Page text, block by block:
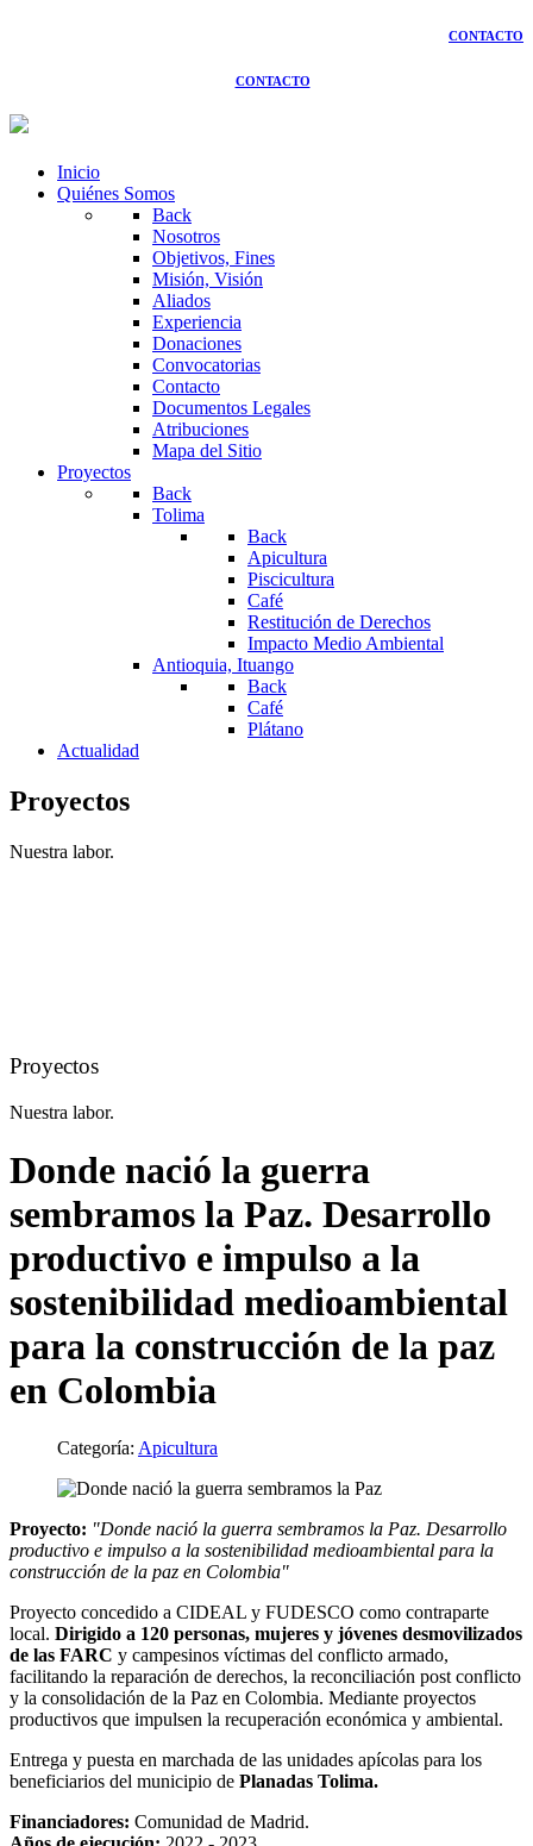
CONTACTO
CONTACTO
Inicio
Quiénes Somos
Back
Nosotros
Objetivos, Fines
Misión, Visión
Aliados
Experiencia
Donaciones
Convocatorias
Contacto
Documentos Legales
Atribuciones
Mapa del Sitio
Proyectos
Back
Tolima
Back
Apicultura
Piscicultura
Café
Restitución de Derechos
Impacto Medio Ambiental
Antioquia, Ituango
Back
Café
Plátano
Actualidad
Proyectos
Nuestra labor.
Proyectos
Nuestra labor.
Donde nació la guerra
sembramos la Paz. Desarrollo
productivo e impulso a la
sostenibilidad medioambiental
para la construcción de la paz
en Colombia
Categoría: Apicultura
Proyecto: "Donde nació la guerra sembramos la Paz. Desarrollo
productivo e impulso a la sostenibilidad medioambiental para la
construcción de la paz en Colombia"
Proyecto concedido a CIDEAL y FUDESCO como contraparte
local. Dirigido a 120 personas, mujeres y jóvenes desmovilizados
de las FARC y campesinos víctimas del conflicto armado,
facilitando la reparación de derechos, la reconciliación post conflicto
y la consolidación de la Paz en Colombia. Mediante proyectos
productivos que impulsen la recuperación económica y ambiental.
Entrega y puesta en marchada de las unidades apícolas para los
beneficiarios del municipio de Planadas Tolima.
Financiadores: Comunidad de Madrid.